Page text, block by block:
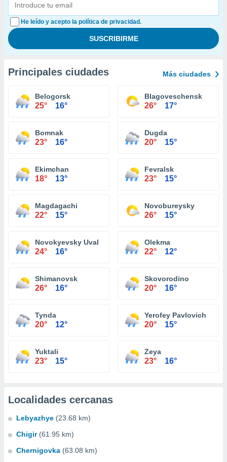
He leído y acepto la política de privacidad.
Principales ciudades Más ciudades
Belogorsk
25° 16°
Blagoveschensk
26° 17°
Bomnak
23° 16°
Dugda
20° 15°
Ekimchan
18° 13°
Fevralsk
23° 15°
Magdagachi
22° 15°
Novobureysky
26° 15°
Novokyevsky Uval
24° 16°
Olekma
22° 12°
Shimanovsk
26° 16°
Skovorodino
20° 16°
Tynda
20° 12°
Yerofey Pavlovich
20° 15°
Yuktali
23° 15°
Zeya
23° 16°
Localidades cercanas
Lebyazhye (23.68 km)
Chigir (61.95 km)
Chernigovka (63.08 km)